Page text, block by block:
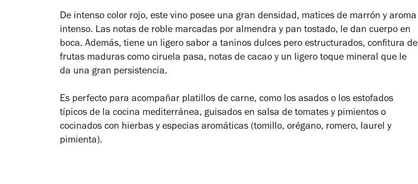
De intenso color rojo, este vino posee una gran densidad, matices de marrón y aroma
intenso. Las notas de roble marcadas por almendra y pan tostado, le dan cuerpo en
boca. Además, tiene un ligero sabor a taninos dulces pero estructurados, confitura de
frutas maduras como ciruela pasa, notas de cacao y un ligero toque mineral que le
da una gran persistencia.
Es perfecto para acompañar platillos de carne, como los asados o los estofados
típicos de la cocina mediterránea, guisados en salsa de tomates y pimientos o
cocinados con hierbas y especias aromáticas (tomillo, orégano, romero, laurel y
pimienta).